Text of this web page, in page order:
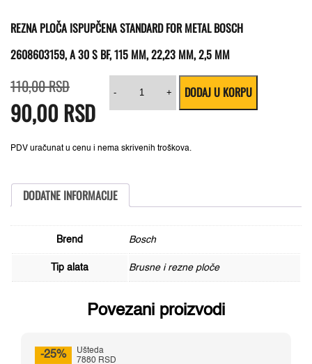
REZNA PLOČA ISPUPČENA STANDARD FOR METAL BOSCH
2608603159, A 30 S BF, 115 MM, 22,23 MM, 2,5 MM
110,00RSDcena
je
bila:
110,00 RSD.
90,00 RSD
cena
je:
90,00 RSD.
PDV uračunat u cenu i nema skrivenih troškova.
-
ploča
Standard
Bosch
mm,
22,23
mm
količina
+ DODAJ U KORPU
DODATNE INFORMACIJE
Brend Bosch
Tip alata Brusne i rezne ploče
Povezani proizvodi
-25%
Ušteda
7880 RSD